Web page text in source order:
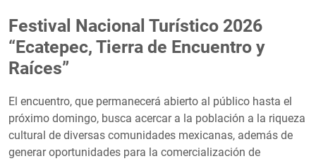
Festival Nacional Turístico 2026
“Ecatepec, Tierra de Encuentro y
Raíces”
El encuentro, que permanecerá abierto al público hasta el
próximo domingo, busca acercar a la población a la riqueza
cultural de diversas comunidades mexicanas, además de
generar oportunidades para la comercialización de